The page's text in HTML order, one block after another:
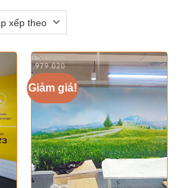
Giảm giá!